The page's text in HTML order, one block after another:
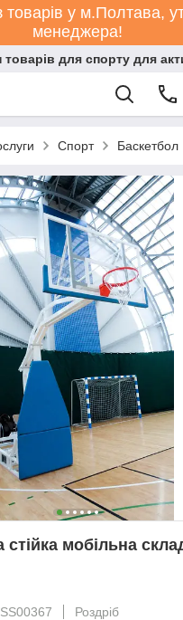
товарів у м.Полтава,
менеджера!
товарів для спорту для
Спорт Баскетбол
стійка мобільна
Роздріб